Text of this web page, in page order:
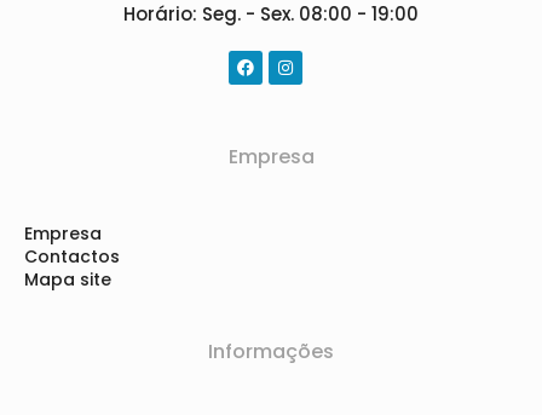
Horário: Seg. - Sex. 08:00 - 19:00
Empresa
Empresa
Contactos
Mapa site
Informações